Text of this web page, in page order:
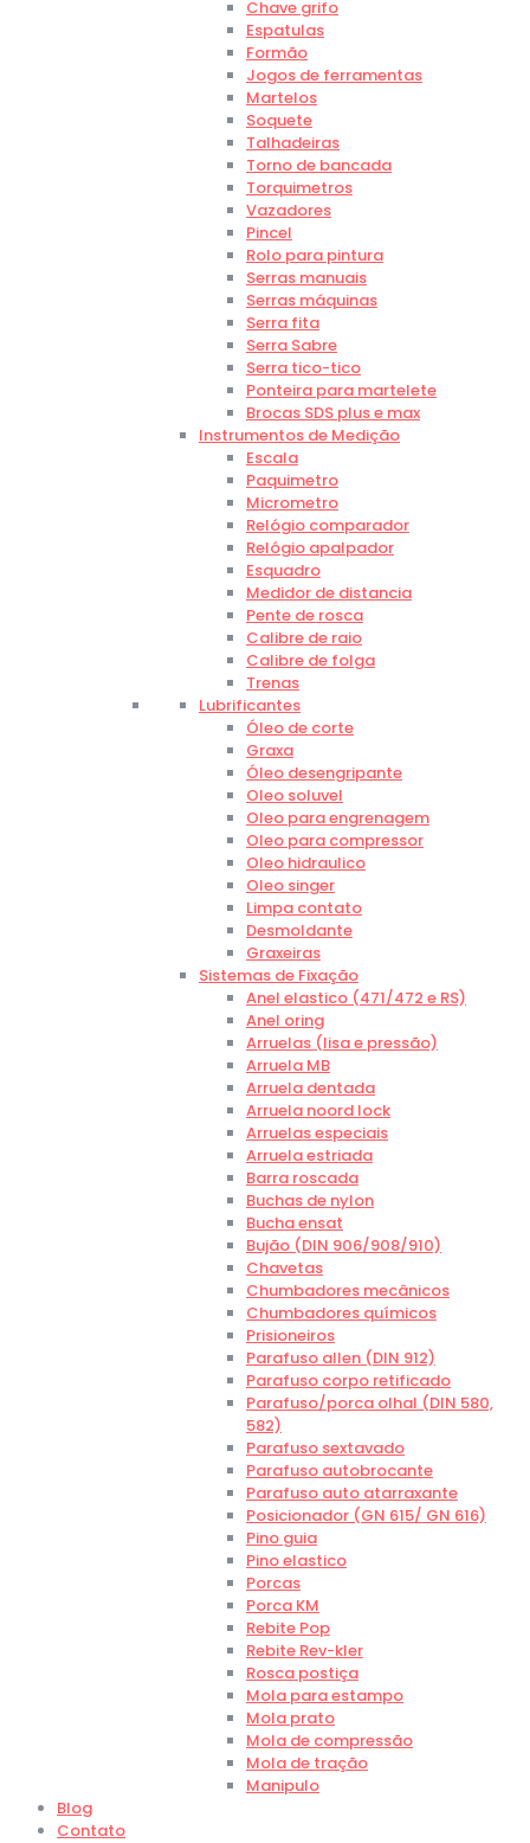
Chave grifo
Espatulas
Formão
Jogos de ferramentas
Martelos
Soquete
Talhadeiras
Torno de bancada
Torquimetros
Vazadores
Pincel
Rolo para pintura
Serras manuais
Serras máquinas
Serra fita
Serra Sabre
Serra tico-tico
Ponteira para martelete
Brocas SDS plus e max
Instrumentos de Medição
Escala
Paquimetro
Micrometro
Relógio comparador
Relógio apalpador
Esquadro
Medidor de distancia
Pente de rosca
Calibre de raio
Calibre de folga
Trenas
Lubrificantes
Óleo de corte
Graxa
Óleo desengripante
Oleo soluvel
Oleo para engrenagem
Oleo para compressor
Oleo hidraulico
Oleo singer
Limpa contato
Desmoldante
Graxeiras
Sistemas de Fixação
Anel elastico (471/472 e RS)
Anel oring
Arruelas (lisa e pressão)
Arruela MB
Arruela dentada
Arruela noord lock
Arruelas especiais
Arruela estriada
Barra roscada
Buchas de nylon
Bucha ensat
Bujão (DIN 906/908/910)
Chavetas
Chumbadores mecânicos
Chumbadores químicos
Prisioneiros
Parafuso allen (DIN 912)
Parafuso corpo retificado
Parafuso/porca olhal (DIN 580,
582)
Parafuso sextavado
Parafuso autobrocante
Parafuso auto atarraxante
Posicionador (GN 615/ GN 616)
Pino guia
Pino elastico
Porcas
Porca KM
Rebite Pop
Rebite Rev-kler
Rosca postiça
Mola para estampo
Mola prato
Mola de compressão
Mola de tração
Manipulo
Blog
Contato